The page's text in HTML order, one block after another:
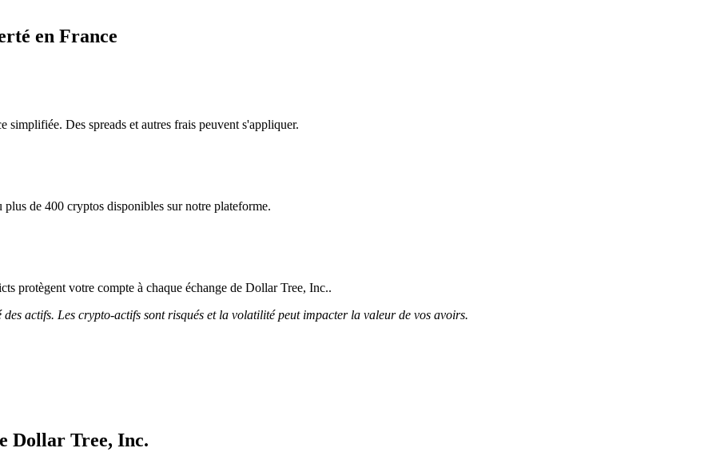
en France
Des spreads et autres frais peuvent s'appliquer.
de 400 cryptos disponibles sur notre plateforme.
protègent votre compte à chaque échange de Dollar Tree, Inc..
actifs. Les crypto-actifs sont risqués et la volatilité peut impacter la valeur de vos avoirs.
Dollar Tree, Inc.